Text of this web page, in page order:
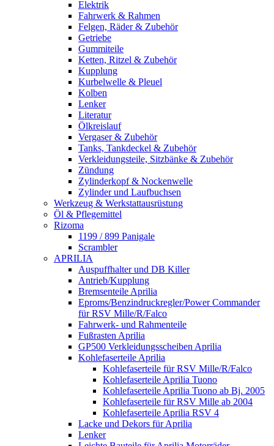
Elektrik
Fahrwerk & Rahmen
Felgen, Räder & Zubehör
Getriebe
Gummiteile
Ketten, Ritzel & Zubehör
Kupplung
Kurbelwelle & Pleuel
Kolben
Lenker
Literatur
Ölkreislauf
Vergaser & Zubehör
Tanks, Tankdeckel & Zubehör
Verkleidungsteile, Sitzbänke & Zubehör
Zündung
Zylinderkopf & Nockenwelle
Zylinder und Laufbuchsen
Werkzeug & Werkstattausrüstung
Öl & Pflegemittel
Rizoma
1199 / 899 Panigale
Scrambler
APRILIA
Auspuffhalter und DB Killer
Antrieb/Kupplung
Bremsenteile Aprilia
Eproms/Benzindruckregler/Power Commander
für RSV Mille/R/Falco
Fahrwerk- und Rahmenteile
Fußrasten Aprilia
GP500 Verkleidungsscheiben Aprilia
Kohlefaserteile Aprilia
Kohlefaserteile für RSV Mille/R/Falco
Kohlefaserteile Aprilia Tuono
Kohlefaserteile Aprilia Tuono ab Bj. 2005
Kohlefaserteile für RSV Mille ab 2004
Kohlefaserteile Aprilia RSV 4
Lacke und Dekors für Aprilia
Lenker